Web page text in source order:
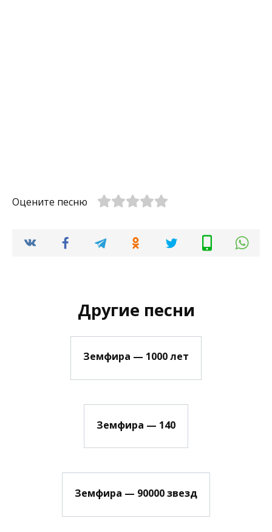
Оцените песню
Другие песни
Земфира — 1000 лет
Земфира — 140
Земфира — 90000 звезд